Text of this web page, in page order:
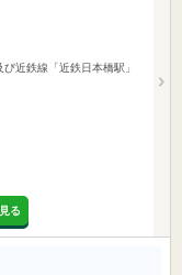
近鉄線「近鉄日本橋駅」
る